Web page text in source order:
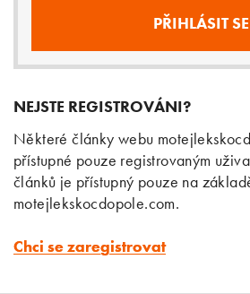
NEJSTE REGISTROVÁNI?
Některé články webu
přístupné pouze registrovaným
článků je přístupný pouze na
motejlekskocdopole.com.
Chci se zaregistrovat